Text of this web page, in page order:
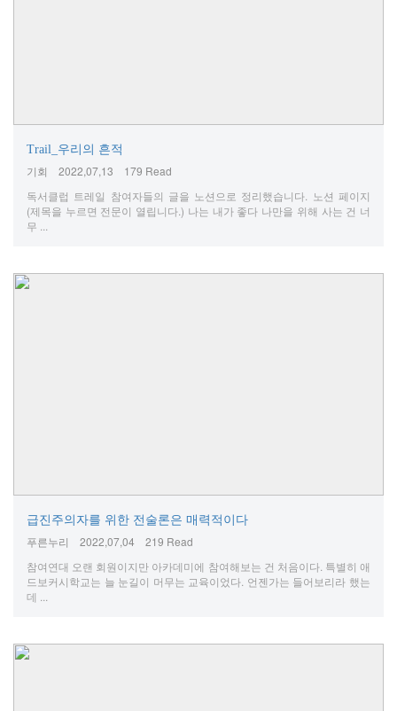
Trail_우리의 흔적
기회 2022,07,13
179 Read
독서클럽 트레일 참여자들의 글을 노션으로 정리했습니다. 노션 페이지
(제목을 누르면 전문이 열립니다.) 나는 내가 좋다 나만을 위해 사는 건 너
무 ...
급진주의자를 위한 전술론은 매력적이다
푸른누리 2022,07,04
219 Read
참여연대 오랜 회원이지만 아카데미에 참여해보는 건 처음이다. 특별히 애
드보커시학교는 늘 눈길이 머무는 교육이었다. 언젠가는 들어보리라 했는
데 ...